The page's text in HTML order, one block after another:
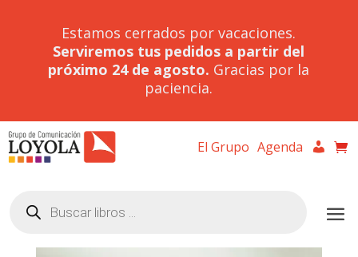
Estamos cerrados por vacaciones.
Serviremos tus pedidos a partir del
próximo 24 de agosto. Gracias por la
paciencia.
El Grupo Agenda
productos